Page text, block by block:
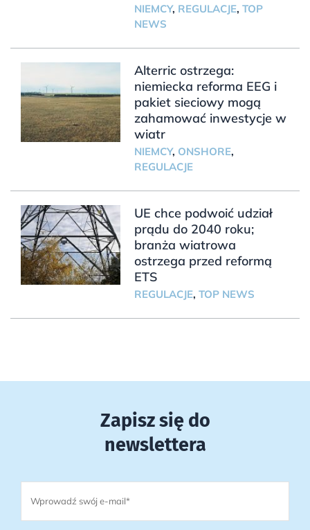
NIEMCY, REGULACJE, TOP
NEWS
Alterric ostrzega:
niemiecka reforma EEG i
pakiet sieciowy mogą
zahamować inwestycje w
wiatr
NIEMCY, ONSHORE,
REGULACJE
UE chce podwoić udział
prądu do 2040 roku;
branża wiatrowa
ostrzega przed reformą
ETS
REGULACJE, TOP NEWS
Zapisz się do
newslettera